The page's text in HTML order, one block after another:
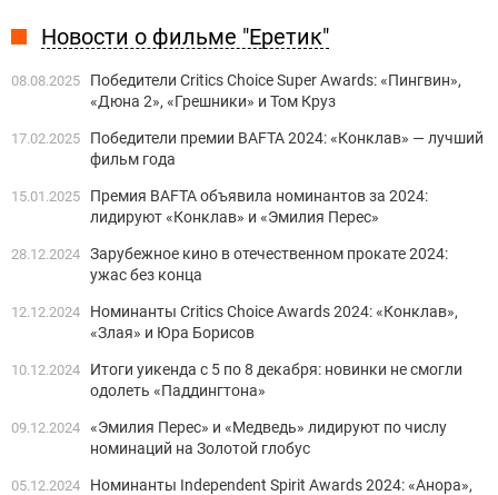
Новости о фильме "Еретик"
08.08.2025
Победители Critics Choice Super Awards: «Пингвин»,
«Дюна 2», «Грешники» и Том Круз
17.02.2025
Победители премии BAFTA 2024: «Конклав» — лучший
фильм года
15.01.2025
Премия BAFTA объявила номинантов за 2024:
лидируют «Конклав» и «Эмилия Перес»
28.12.2024 Зарубежное кино в отечественном прокате 2024:
ужас без конца
12.12.2024
Номинанты Critics Choice Awards 2024: «Конклав»,
«Злая» и Юра Борисов
10.12.2024
Итоги уикенда с 5 по 8 декабря: новинки не смогли
одолеть «Паддингтона»
09.12.2024 «Эмилия Перес» и «Медведь» лидируют по числу
номинаций на Золотой глобус
05.12.2024
Номинанты Independent Spirit Awards 2024: «Анора»,